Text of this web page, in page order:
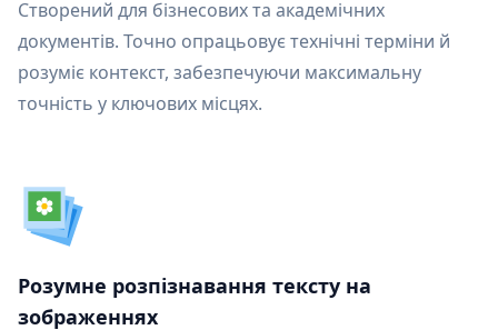
Створений для бізнесових та академічних
документів. Точно опрацьовує технічні терміни й
розуміє контекст, забезпечуючи максимальну
точність у ключових місцях.
Розумне розпізнавання тексту на
зображеннях